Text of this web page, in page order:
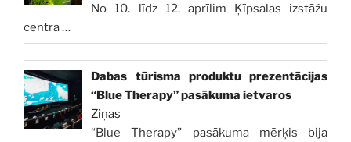
No 10. līdz 12. aprīlim Ķīpsalas izstāžu
centrā…
Dabas tūrisma produktu prezentācijas
“Blue Therapy” pasākuma ietvaros
Ziņas
“Blue Therapy” pasākuma mērķis bija